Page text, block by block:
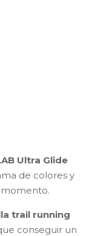
Ultra Glide
de colores y
momento.
trail running
conseguir un